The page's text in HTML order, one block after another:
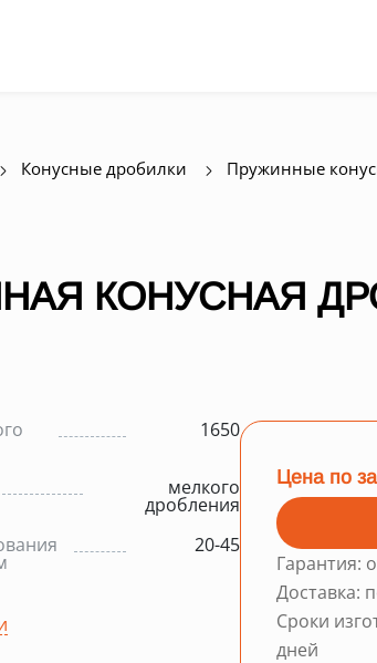
Конусные дробилки Пружинные
КОНУСНАЯ
1650
мелкого
дробления
20-45
Цена по
Гарантия:
Доставка:
Сроки
дней